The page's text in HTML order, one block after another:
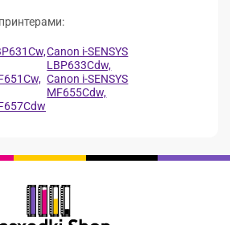
Canon i-SENSYS
LBP633Cdw,
Canon i-SENSYS
MF655Cdw,